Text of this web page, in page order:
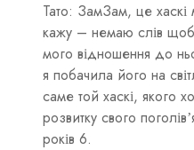
Тато: ЗамЗам, це хаскі
кажу – немаю слів
мого відношення до
я побачила його на
саме той хаскі, якого
розвитку свого
років 6.